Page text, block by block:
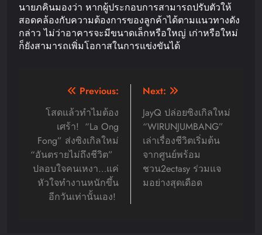
นายภคินมองว่า หากผู้ประกอบการสามารถปรับตัวให้
สอดคล้องกับความต้องการของลูกค้าได้ตามแนวทางดัง
กล่าว ไม่ว่าอาคารจะมีขนาดเล็กหรือใหญ่ เก่าหรือใหม่
ก็ยังสามารถเพิ่มโอกาสในการแข่งขันได้
navigation
Previous:
โสดแล้วทำไมต้อง
เศร้า! “La Ong
Fong” ส่งซิงเกิลใหม่
“อันตรายไม่ถึงชีวิต”
ปลอบใจคนเหงา…แค่
หัวใจทำงานหนักขึ้น
อีกวันเท่านั้นเอง!
Next:
JayQ ปล่อยซิงเกิลใหม่
“WIRUNJUMBANG”
เล่าเรื่องชีวิตเริ่มต้น
จากศูนย์พร้อม
ชวน2ectasy ร่วมแจ
มอย่างสุดเดือด